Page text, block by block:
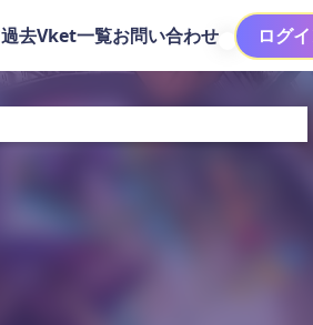
過去Vket一覧お問い合わせ ログ